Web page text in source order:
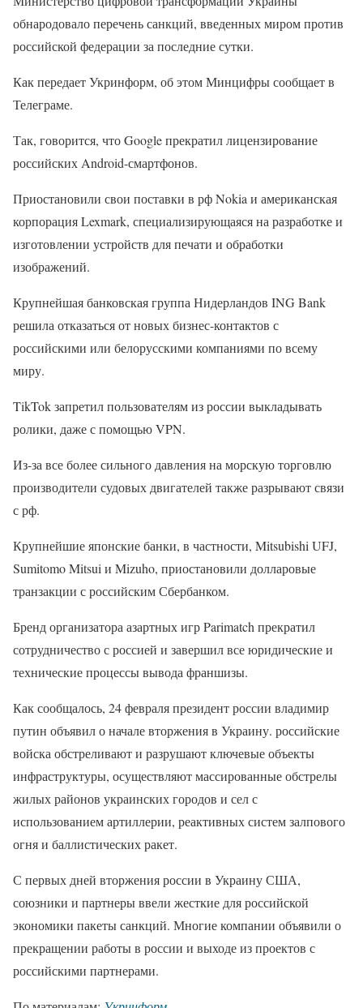
обнародовало перечень санкций, введенных миром против
российской федерации за последние сутки.
Как передает Укринформ, об этом Минцифры сообщает в
Телеграме.
Так, говорится, что Google прекратил лицензирование
российских Android-смартфонов.
Приостановили свои поставки в рф Nokia и американская
корпорация Lexmark, специализирующаяся на разработке и
изготовлении устройств для печати и обработки
изображений.
Крупнейшая банковская группа Нидерландов ING Bank
решила отказаться от новых бизнес-контактов с
российскими или белорусскими компаниями по всему
миру.
TikTok запретил пользователям из россии выкладывать
ролики, даже с помощью VPN.
Из-за все более сильного давления на морскую торговлю
производители судовых двигателей также разрывают связи
с рф.
Крупнейшие японские банки, в частности, Mitsubishi UFJ,
Sumitomo Mitsui и Mizuho, ​​приостановили долларовые
транзакции с российским Сбербанком.
Бренд организатора азартных игр Parimatch прекратил
сотрудничество с россией и завершил все юридические и
технические процессы вывода франшизы.
Как сообщалось, 24 февраля президент россии владимир
путин объявил о начале вторжения в Украину. российские
войска обстреливают и разрушают ключевые объекты
инфраструктуры, осуществляют массированные обстрелы
жилых районов украинских городов и сел с
использованием артиллерии, реактивных систем залпового
огня и баллистических ракет.
С первых дней вторжения россии в Украину США,
союзники и партнеры ввели жесткие для российской
экономики пакеты санкций. Многие компании объявили о
прекращении работы в россии и выходе из проектов с
российскими партнерами.